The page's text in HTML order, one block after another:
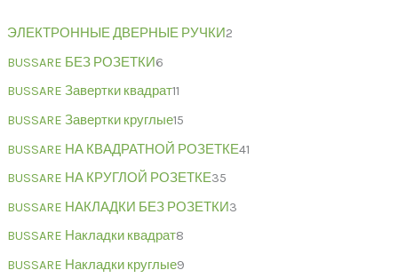
ЭЛЕКТРОННЫЕ ДВЕРНЫЕ РУЧКИ2
BUSSARE БЕЗ РОЗЕТКИ6
BUSSARE Завертки квадрат11
BUSSARE Завертки круглые15
BUSSARE НА КВАДРАТНОЙ РОЗЕТКЕ41
BUSSARE НА КРУГЛОЙ РОЗЕТКЕ35
BUSSARE НАКЛАДКИ БЕЗ РОЗЕТКИ3
BUSSARE Накладки квадрат8
BUSSARE Накладки круглые9